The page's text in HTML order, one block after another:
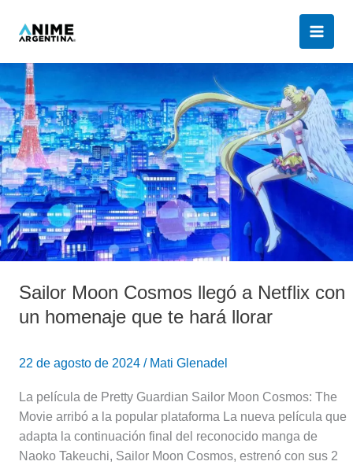
Sailor Moon Cosmos llegó a Netflix con
un homenaje que te hará llorar
22 de agosto de 2024 / Mati Glenadel
La película de Pretty Guardian Sailor Moon Cosmos: The
Movie arribó a la popular plataforma La nueva película que
adapta la continuación final del reconocido manga de
Naoko Takeuchi, Sailor Moon Cosmos, estrenó con sus 2
Sailor
Moon
Cosmos
llegó
a
Netflix
con
un
homenaje
que
hará
llorar